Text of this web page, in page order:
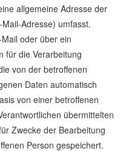
allgemeine Adresse der
Adresse) umfasst.
oder über ein
für die Verarbeitung
von der betroffenen
Daten automatisch
von einer betroffenen
übermittelten
Zwecke der Bearbeitung
Person gespeichert.